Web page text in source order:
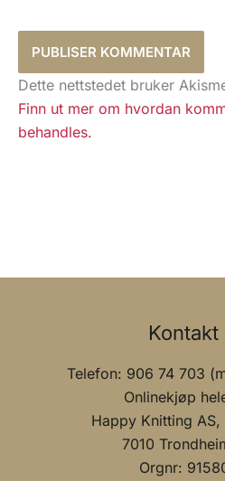
Dette nettstedet bruker
Finn ut mer om hvordan
behandles.
Kontakt
Telefon: 906 74 703
Onlinekjøp
Happy Knitting AS,
7010
Orgnr: